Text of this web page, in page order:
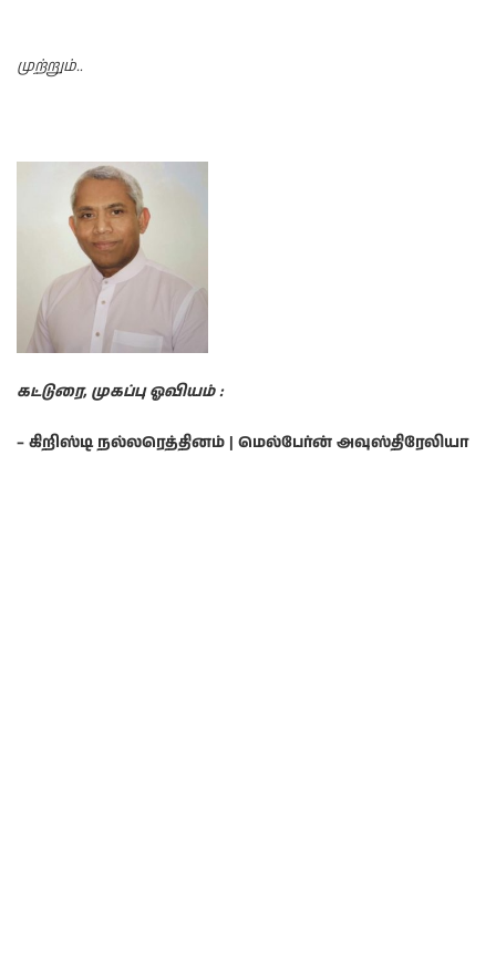
முற்றும்..
கட்டுரை, முகப்பு ஓவியம் :
– கிறிஸ்டி நல்லரெத்தினம் | மெல்பேர்ன் அவுஸ்திரேலியா